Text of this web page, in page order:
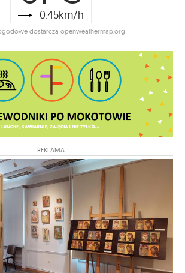
0.45km/h
dostarcza openweathermap.org
REKLAMA